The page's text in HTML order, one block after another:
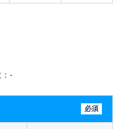
-
必須